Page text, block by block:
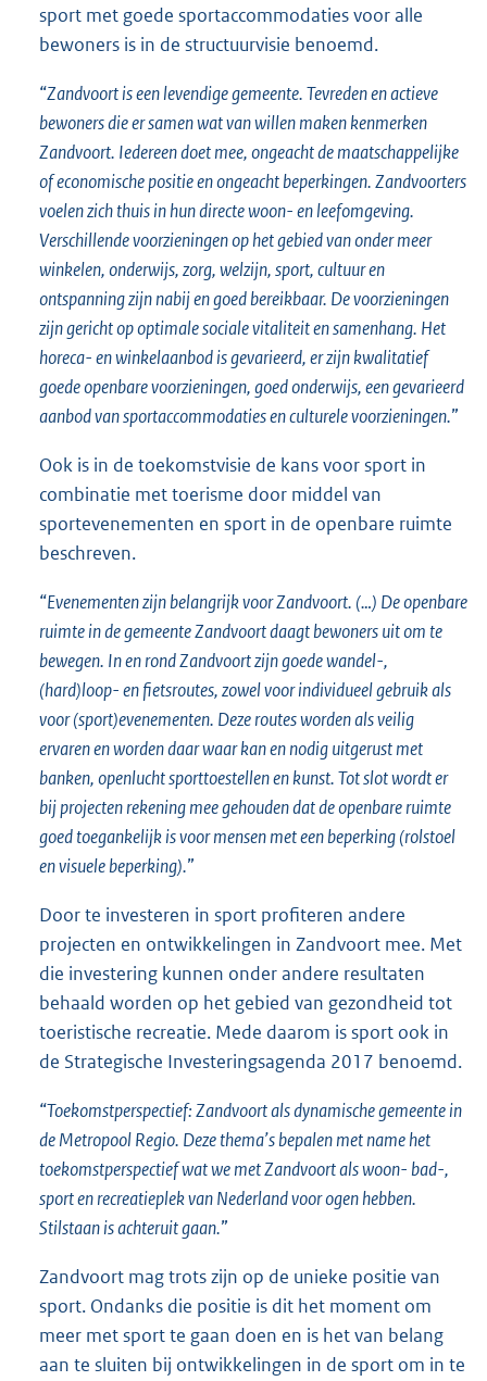
sport met goede sportaccommodaties voor alle
bewoners is in de structuurvisie benoemd.
“Zandvoort is een levendige gemeente. Tevreden en actieve
bewoners die er samen wat van willen maken kenmerken
Zandvoort. Iedereen doet mee, ongeacht de maatschappelijke
of economische positie en ongeacht beperkingen. Zandvoorters
voelen zich thuis in hun directe woon- en leefomgeving.
Verschillende voorzieningen op het gebied van onder meer
winkelen, onderwijs, zorg, welzijn, sport, cultuur en
ontspanning zijn nabij en goed bereikbaar. De voorzieningen
zijn gericht op optimale sociale vitaliteit en samenhang. Het
horeca- en winkelaanbod is gevarieerd, er zijn kwalitatief
goede openbare voorzieningen, goed onderwijs, een gevarieerd
aanbod van sportaccommodaties en culturele voorzieningen.”
Ook is in de toekomstvisie de kans voor sport in
combinatie met toerisme door middel van
sportevenementen en sport in de openbare ruimte
beschreven.
“Evenementen zijn belangrijk voor Zandvoort. (…) De openbare
ruimte in de gemeente Zandvoort daagt bewoners uit om te
bewegen. In en rond Zandvoort zijn goede wandel-,
(hard)loop- en fietsroutes, zowel voor individueel gebruik als
voor (sport)evenementen. Deze routes worden als veilig
ervaren en worden daar waar kan en nodig uitgerust met
banken, openlucht sporttoestellen en kunst. Tot slot wordt er
bij projecten rekening mee gehouden dat de openbare ruimte
goed toegankelijk is voor mensen met een beperking (rolstoel
en visuele beperking).”
Door te investeren in sport profiteren andere
projecten en ontwikkelingen in Zandvoort mee. Met
die investering kunnen onder andere resultaten
behaald worden op het gebied van gezondheid tot
toeristische recreatie. Mede daarom is sport ook in
de Strategische Investeringsagenda 2017 benoemd.
“Toekomstperspectief: Zandvoort als dynamische gemeente in
de Metropool Regio. Deze thema’s bepalen met name het
toekomstperspectief wat we met Zandvoort als woon- bad-,
sport en recreatieplek van Nederland voor ogen hebben.
Stilstaan is achteruit gaan.”
Zandvoort mag trots zijn op de unieke positie van
sport. Ondanks die positie is dit het moment om
meer met sport te gaan doen en is het van belang
aan te sluiten bij ontwikkelingen in de sport om in te